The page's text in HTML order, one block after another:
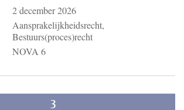
2 december 2026
Aansprakelijkheidsrecht,
Bestuurs(proces)recht
NOVA 6
3